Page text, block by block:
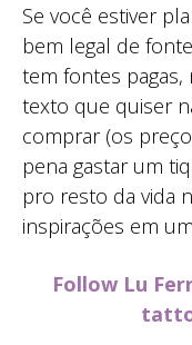
Se você estiver
bem legal de
tem fontes pagas,
texto que quiser
comprar (os
pena gastar um
pro resto da vida
inspirações em
Follow Lu